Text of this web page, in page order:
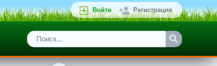
Войти Регистрация